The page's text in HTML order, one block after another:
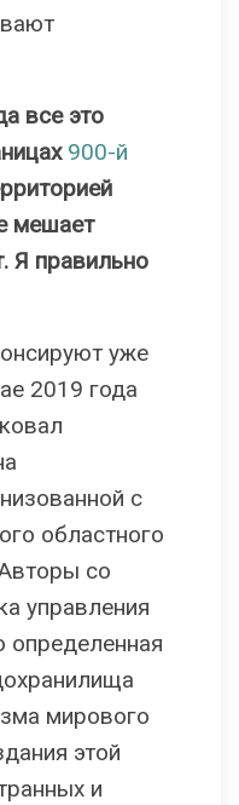
все это
900-й
мешает
Я правильно
уже
2019 года
с
областного
со
управления
определенная
мирового
этой
и